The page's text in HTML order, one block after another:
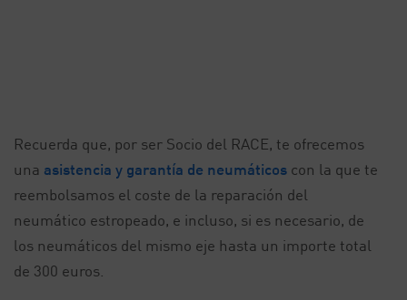
Recuerda que, por ser Socio del RACE, te ofrecemos
una asistencia y garantía de neumáticos con la que te
reembolsamos el coste de la reparación del
neumático estropeado, e incluso, si es necesario, de
los neumáticos del mismo eje hasta un importe total
de 300 euros.